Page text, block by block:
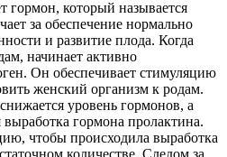
гормон, который называется
за обеспечение нормально
и развитие плода. Когда
начинает активно
Он обеспечивает стимуляцию
женский организм к родам.
уровень гормонов, а
выработка гормона пролактина.
чтобы происходила выработка
количестве. Следом за